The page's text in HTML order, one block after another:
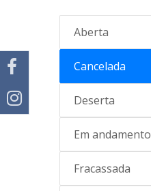
Aberta
Cancelada
Deserta
Em andamento
Fracassada